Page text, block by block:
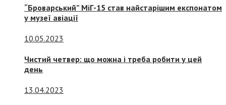
“Броварський” МіГ-15 став найстарішим експонатом
у музеї авіації
10.05.2023
Чистий четвер: що можна і треба робити у цей
день
13.04.2023